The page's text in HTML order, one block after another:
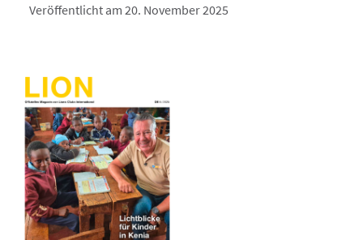
Veröffentlicht am 20. November 2025